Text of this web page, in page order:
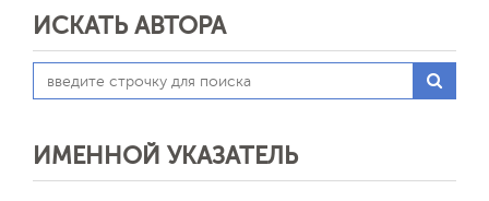
ИСКАТЬ АВТОРА
ИМЕННОЙ УКАЗАТЕЛЬ